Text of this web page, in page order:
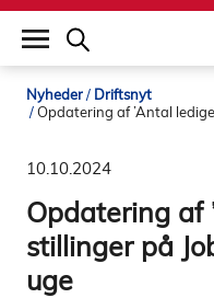
builddate: 2026-02-02
Nyheder
Driftsnyt
Opdatering af ’Antal
10.10.2024
Opdatering af
stillinger på
uge